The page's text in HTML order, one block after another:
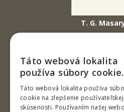
T. G.
960 01
Slovenská
Tel.: +421-45-
Fax: +421-45-
E-mail:
Táto webová lokalita
používa súbory cookie.
Táto webová lokalita používa
cookie na zlepšenie používateľskej
skúsenosti. Používaním našej